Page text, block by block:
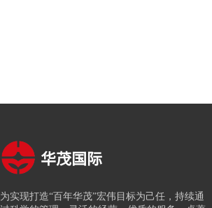
华茂国际
为实现打造“百年华茂”宏伟目标为己任，持续通